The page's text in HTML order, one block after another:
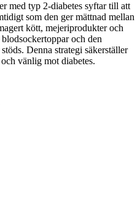
med typ 2-diabetes syftar till att
som den ger mättnad mellan
kött, mejeriprodukter och
och den
Denna strategi säkerställer
vänlig mot diabetes.